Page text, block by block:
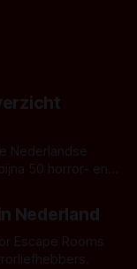
Nederlandse
50 horror- en
Nederland
Escape Rooms